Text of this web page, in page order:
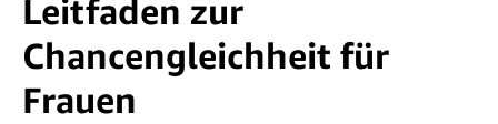
Leitfaden zur
Chancengleichheit für
Frauen